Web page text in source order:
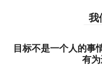
我
目标不是一个人的事
有为